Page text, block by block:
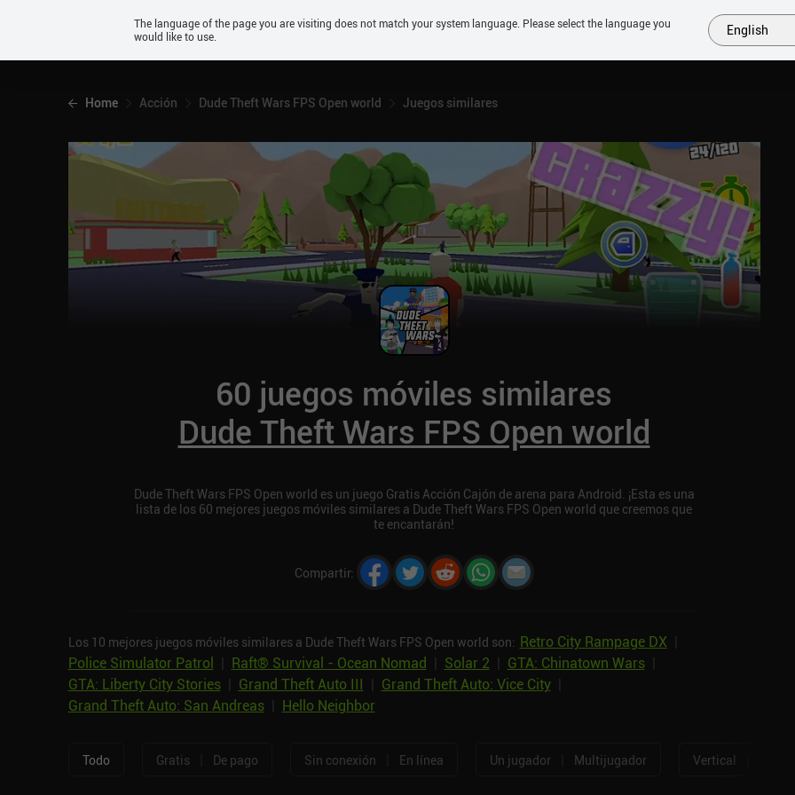
Android
PRÓXIMOS SIMILARES COLECCIONES TOP
Home Acción Dude Theft Wars FPS Open world Juegos similares
60 juegos móviles similares
Dude Theft Wars FPS Open world
Dude Theft Wars FPS Open world es un juego Gratis Acción Cajón de arena para Android. ¡Esta es una
lista de los 60 mejores juegos móviles similares a Dude Theft Wars FPS Open world que creemos que
te encantarán!
Compartir:
Los 10 mejores juegos móviles similares a Dude Theft Wars FPS Open world son: Retro City Rampage DX|
Police Simulator Patrol
Raft® Survival - Ocean Nomad Solar 2 GTA: Chinatown Wars|
GTA: Liberty City Stories| Grand Theft Auto III Grand Theft Auto: Vice City|
Grand Theft Auto: San Andreas| Hello Neighbor
Todo Gratis De pago Sin conexión En línea Un jugador Multijugador Vertical
The language of the page you are visiting does not match your system language. Please select the language you
would like to use.
English